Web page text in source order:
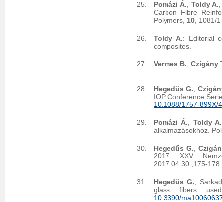
Pomázi Á. Toldy A.
Carbon Fibre
Polymers, 10 , 1081/
Toldy A.: Editorial
composites.
Vermes B. Czigány
Hegedűs G.
IOP Conference
10.1088/1757-899X/
Pomázi Á. Toldy A.
alkalmazásokhoz.
Hegedűs G.
2017: XXV.
2017.04.30.,175-178
Hegedűs G. ,
glass fibers
10.3390/